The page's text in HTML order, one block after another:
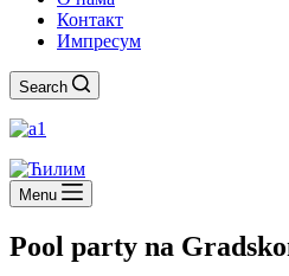
Контакт
Импресум
Search
Menu
Pool party na